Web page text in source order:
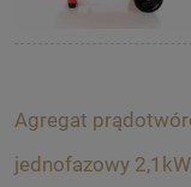
Agregat
jednofazowy